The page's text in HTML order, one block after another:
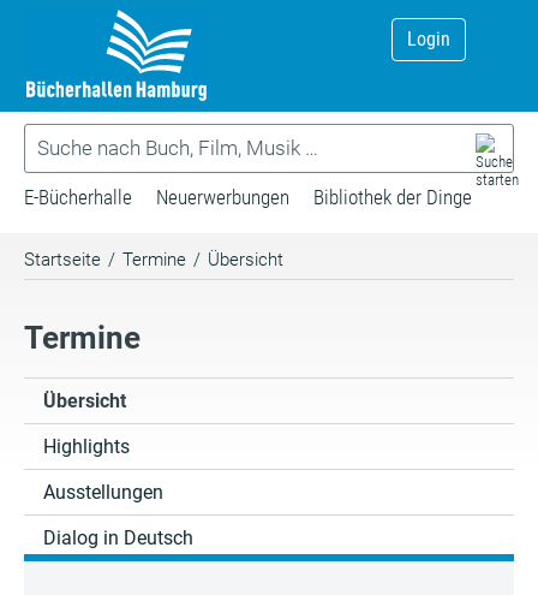
Login
E-Bücherhalle Neuerwerbungen Bibliothek der Dinge
Startseite / Termine / Übersicht
Termine
Übersicht
Highlights
Ausstellungen
Dialog in Deutsch